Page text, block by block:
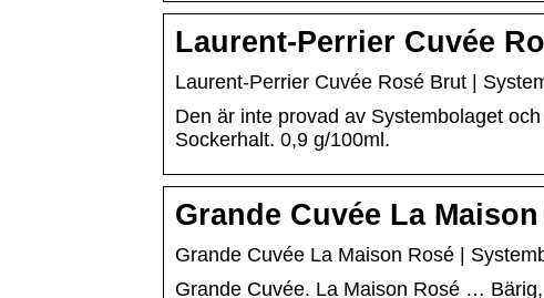
Laurent-Perrier Cuvée
Laurent-Perrier Cuvée Rosé Brut |
Den är inte provad av Systembolaget
Sockerhalt. 0,9 g/100ml.
Grande Cuvée La
Grande Cuvée La Maison Rosé |
Grande Cuvée. La Maison Rosé …